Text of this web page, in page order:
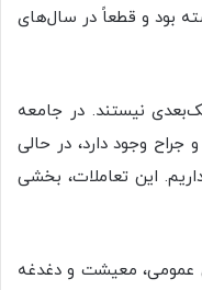
بود و قطعاً در سال‌های
نیستند. در جامعه
وجود دارد، در حالی
این تعاملات، بخشی
عمومی، معیشت و دغدغه